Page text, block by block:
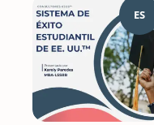
ES